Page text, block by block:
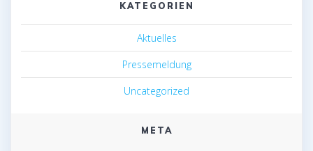
KATEGORIEN
Aktuelles
Pressemeldung
Uncategorized
META